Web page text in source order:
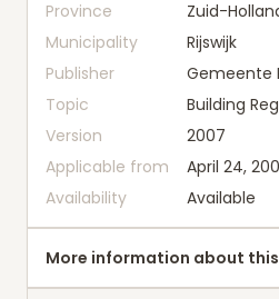
Province
Zuid-
Municipality
Rijswijk
Publisher
Gemeente
Topic
Building
Version
2007
Applicable from
April 24,
Availability
Available
More information about